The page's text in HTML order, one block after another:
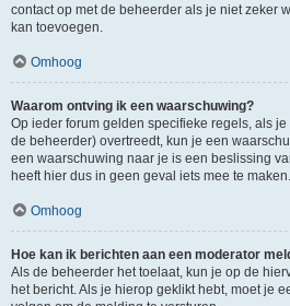
contact op met de beheerder als je niet zeker
kan toevoegen.
Omhoog
Waarom ontving ik een waarschuwing?
Op ieder forum gelden specifieke regels, als
de beheerder) overtreedt, kun je een
een waarschuwing naar je is een beslissing
heeft hier dus in geen geval iets mee te maken.
Omhoog
Hoe kan ik berichten aan een moderator
Als de beheerder het toelaat, kun je op de
het bericht. Als je hierop geklikt hebt, moet je